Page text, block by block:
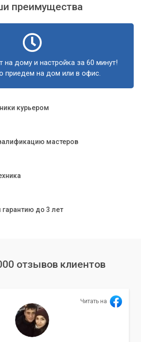
Мастер» обладает всем
и оборудованием для решения
сложности.
специалисты: Наши инженеры
Мы понимаем, как важна
сервисе в кратчайшие сроки.
надежность:Мы гарантируем
работ.
наших услуг.
BIOS самостоятельно без
Обратитесь к профессионалам
преимущества
на дому и настройка за 60 минут!
приедем на дом или в офис.
курьером
мастеров
до 3 лет
отзывов клиентов
Читать на